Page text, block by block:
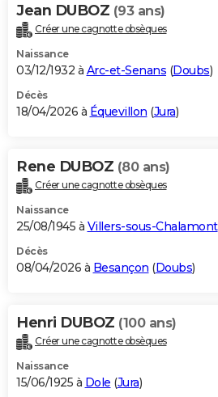
Carte de Noël
Carte Bonne année
Carte Saint-Valentin
Carte Pâques
Carte d'anniversaire
DICTIONNAIRE
Dictionnaire
Biographies
Citations
Expressions
Proverbes
PROGRAMME TV
S'inscrire
Se connecter
Lycées
Collèges
Primaires
Universités
Entreprises
Service militaire
Avis de recherche
AVIS DE DÉCÈS
Bricolage
Lifestyle
Culture
Sport
Auto
Television
Voyage
Cinema
Jean DUBOZ (93 ans)
Créer une cagnotte obsèques
Naissance
03/12/1932 à Arc-et-Senans (Doubs)
Décès
18/04/2026 à Équevillon (Jura)
Rene DUBOZ (80 ans)
Créer une cagnotte obsèques
Naissance
25/08/1945 à Villers-sous-Chalamont
Décès
08/04/2026 à Besançon (Doubs)
Henri DUBOZ (100 ans)
Créer une cagnotte obsèques
Naissance
15/06/1925 à Dole (Jura)